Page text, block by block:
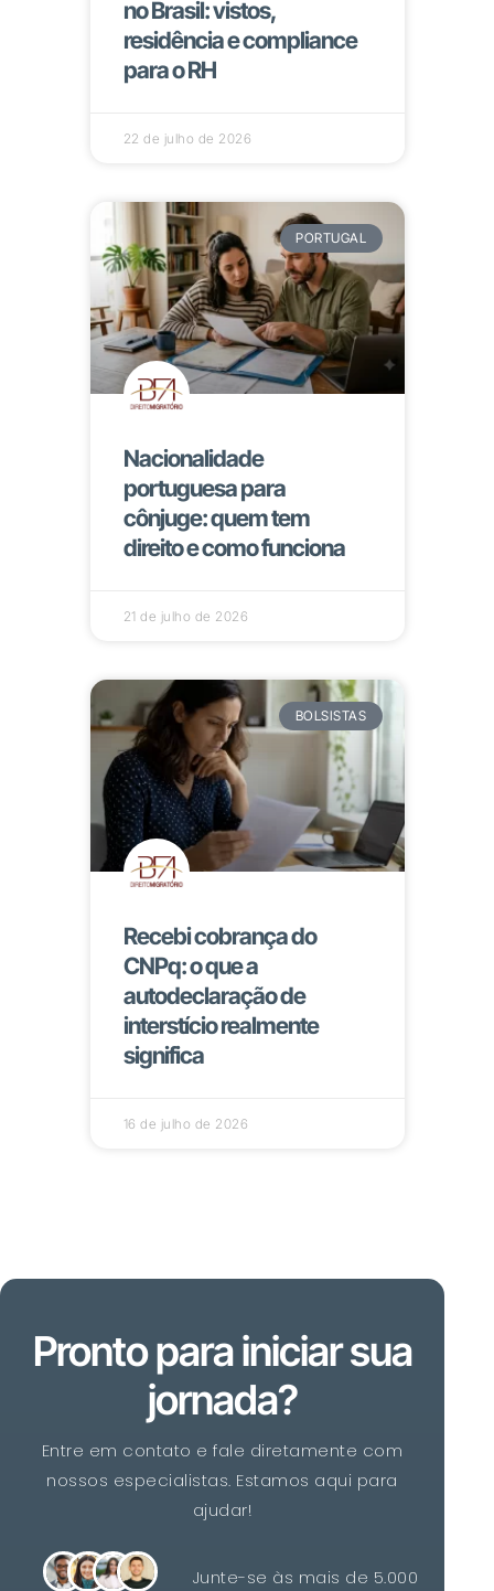
no Brasil: vistos,
residência e compliance
para o RH
22 de julho de 2026
PORTUGAL
Nacionalidade
portuguesa para
cônjuge: quem tem
direito e como funciona
21 de julho de 2026
BOLSISTAS
Recebi cobrança do
CNPq: o que a
autodeclaração de
interstício realmente
significa
16 de julho de 2026
Pronto para iniciar sua
jornada?
Entre em contato e fale diretamente com
nossos especialistas. Estamos aqui para
ajudar!
Junte-se às mais de 5.000